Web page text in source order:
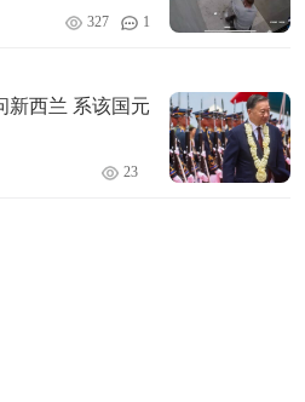
327 1
新西兰 系该国元
23